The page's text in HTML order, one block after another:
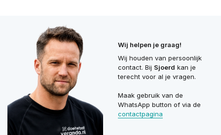
Wij helpen je graag!
Wij houden van persoonlijk
contact. Bij Sjoerd kan je
terecht voor al je vragen.
Maak gebruik van de
WhatsApp button of via de
contactpagina